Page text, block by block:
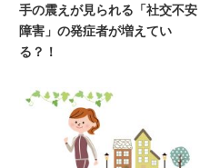
手の震えが見られる「社交不安
障害」の発症者が増えてい
る？！